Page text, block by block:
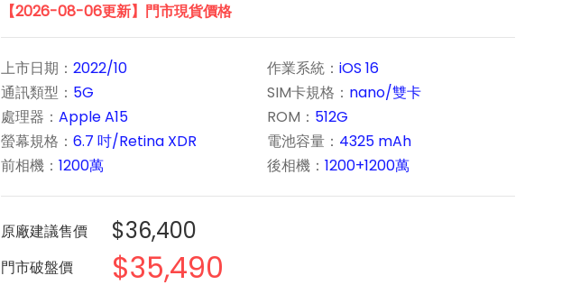
【2026-08-06更新】門市現貨價格
上市日期： 2022/10 作業系統： iOS 16
通訊類型： 5G SIM卡規格： nano/雙卡
處理器： Apple A15 ROM： 512G
螢幕規格： 6.7 吋/Retina XDR 電池容量： 4325 mAh
前相機： 1200萬 後相機： 1200+1200萬
原廠建議售價 $36,400
門市破盤價 $35,490